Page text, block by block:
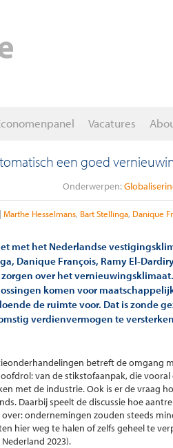
Vacatures
een goed
Onderwerpen:
Marthe Hesselmans Bart Stellinga Danique
met het Nederlandse
Danique François, Ramy El-
over het
komen voor
de ruimte voor. Dat is zonde
verdienvermogen te
betreft de omgang
van de stikstofaanpak, die
met de industrie. Ook is er de vraag
Daarbij speelt de discussie hoe
ondernemingen zouden steeds
hier weg te halen of zelfs geheel te
2023).